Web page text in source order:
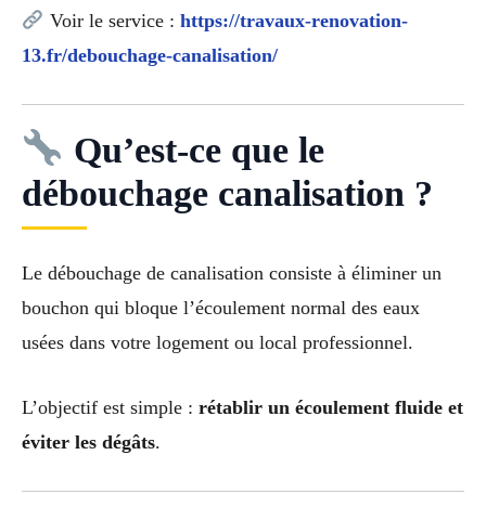
Voir le service : https://travaux-renovation-
13.fr/debouchage-canalisation/
Qu’est-ce que le
débouchage canalisation ?
Le débouchage de canalisation consiste à éliminer un
bouchon qui bloque l’écoulement normal des eaux
usées dans votre logement ou local professionnel.
L’objectif est simple : rétablir un écoulement fluide et
éviter les dégâts.